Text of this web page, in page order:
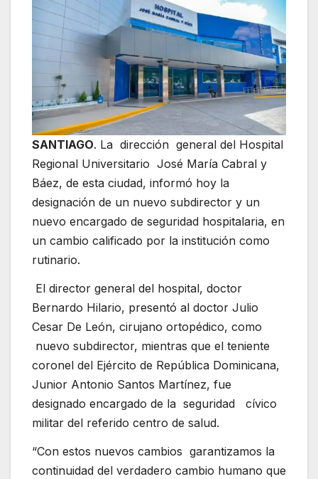
SANTIAGO. La dirección general del Hospital
Regional Universitario José María Cabral y
Báez, de esta ciudad, informó hoy la
designación de un nuevo subdirector y un
nuevo encargado de seguridad hospitalaria, en
un cambio calificado por la institución como
rutinario.
El director general del hospital, doctor
Bernardo Hilario, presentó al doctor Julio
Cesar De León, cirujano ortopédico, como
nuevo subdirector, mientras que el teniente
coronel del Ejército de República Dominicana,
Junior Antonio Santos Martínez, fue
designado encargado de la seguridad cívico
militar del referido centro de salud.
“Con estos nuevos cambios garantizamos la
continuidad del verdadero cambio humano que